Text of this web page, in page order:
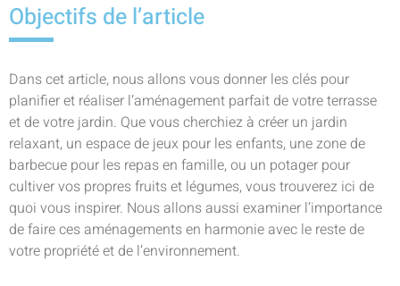
Objectifs de l’article
Dans cet article, nous allons vous donner les clés pour
planifier et réaliser l’aménagement parfait de votre terrasse
et de votre jardin. Que vous cherchiez à créer un jardin
relaxant, un espace de jeux pour les enfants, une zone de
barbecue pour les repas en famille, ou un potager pour
cultiver vos propres fruits et légumes, vous trouverez ici de
quoi vous inspirer. Nous allons aussi examiner l’importance
de faire ces aménagements en harmonie avec le reste de
votre propriété et de l’environnement.